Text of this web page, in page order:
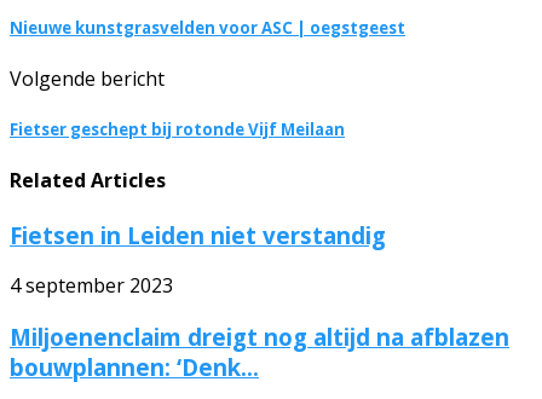
Nieuwe kunstgrasvelden voor ASC | oegstgeest
Volgende bericht
Fietser geschept bij rotonde Vijf Meilaan
Related Articles
Fietsen in Leiden niet verstandig
4 september 2023
Miljoenenclaim dreigt nog altijd na afblazen
bouwplannen: ‘Denk...